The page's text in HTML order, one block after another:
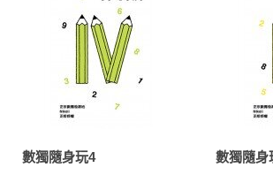
數獨隨身玩4 數獨隨身